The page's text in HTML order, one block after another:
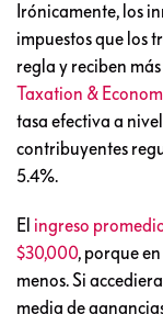
Irónicamente, los
impuestos que los
regla y reciben
Taxation &
tasa efectiva a
contribuyentes
5.4%.
El ingreso
$30,000, porque
menos. Si
media de